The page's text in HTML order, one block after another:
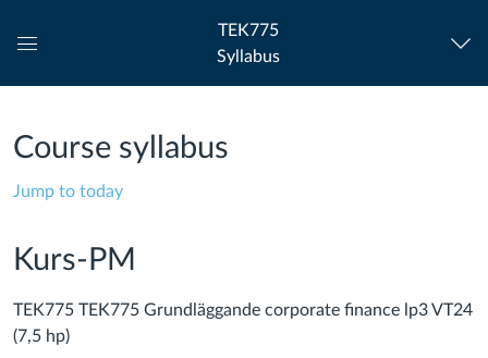
Navigation
TEK775
Syllabus
Course syllabus
Jump to today
Kurs-PM
TEK775 TEK775 Grundläggande corporate finance lp3 VT24
(7,5 hp)